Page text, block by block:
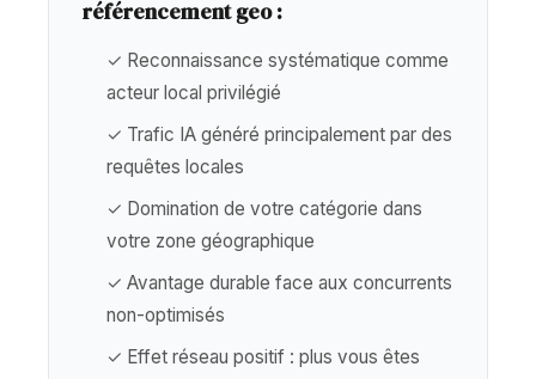
référencement geo :
✓ Reconnaissance systématique comme
acteur local privilégié
✓ Trafic IA généré principalement par des
requêtes locales
✓ Domination de votre catégorie dans
votre zone géographique
✓ Avantage durable face aux concurrents
non-optimisés
✓ Effet réseau positif : plus vous êtes